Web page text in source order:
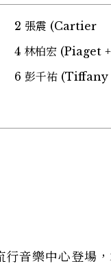
2 張震 (Cartier
4 林柏宏 (Piaget
6 彭千祐
音樂中心登場